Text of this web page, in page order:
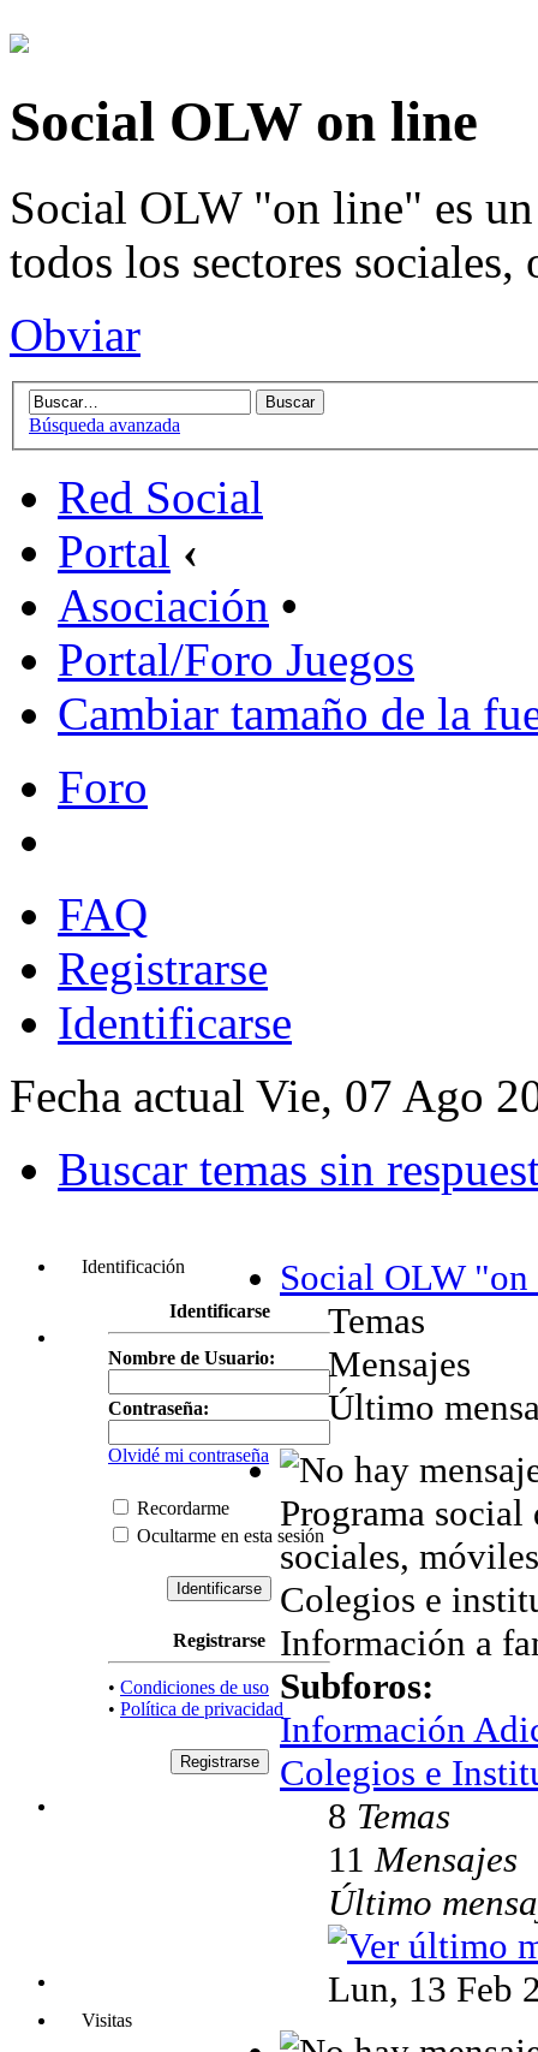
Social OLW on line
Social OLW "on line" es
todos los sectores sociales,
Obviar
Búsqueda avanzada
Red Social
Portal ‹
Asociación •
Portal/Foro Juegos
Cambiar tamaño de la
Foro
FAQ
Registrarse
Identificarse
Fecha actual Vie, 07 Ago
Buscar temas sin
Identificación
Identificarse
Nombre de Usuario:
Contraseña:
Olvidé mi contraseña
Recordarme
Ocultarme en esta sesión
Registrarse
• Condiciones de uso
• Política de privacidad
Visitas
Social OLW
Temas
Mensajes
Último
Programa social
sociales,
Colegios e
Información a
Subforos:
Información
Colegios e
8 Temas
11Mensajes
Último
Lun, 13 Feb